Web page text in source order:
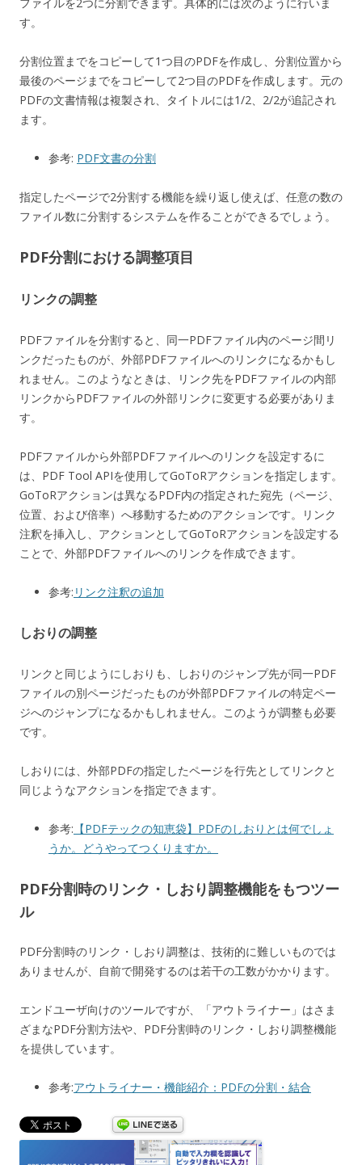
す。
分割位置までをコピーして1つ目のPDFを作成し、分割位置から
最後のページまでをコピーして2つ目のPDFを作成します。元の
PDFの文書情報は複製され、タイトルには1/2、2/2が追記され
ます。
参考: PDF文書の分割
指定したページで2分割する機能を繰り返し使えば、任意の数の
ファイル数に分割するシステムを作ることができるでしょう。
PDF分割における調整項目
リンクの調整
PDFファイルを分割すると、同一PDFファイル内のページ間リ
ンクだったものが、外部PDFファイルへのリンクになるかもし
れません。このようなときは、リンク先をPDFファイルの内部
リンクからPDFファイルの外部リンクに変更する必要がありま
す。
PDFファイルから外部PDFファイルへのリンクを設定するに
は、PDF Tool APIを使用してGoToRアクションを指定します。
GoToRアクションは異なるPDF内の指定された宛先（ページ、
位置、および倍率）へ移動するためのアクションです。リンク
注釈を挿入し、アクションとしてGoToRアクションを設定する
ことで、外部PDFファイルへのリンクを作成できます。
参考: リンク注釈の追加
しおりの調整
リンクと同じようにしおりも、しおりのジャンプ先が同一PDF
ファイルの別ページだったものが外部PDFファイルの特定ペー
ジへのジャンプになるかもしれません。このようが調整も必要
です。
しおりには、外部PDFの指定したページを行先としてリンクと
同じようなアクションを指定できます。
参考: 【PDFテックの知恵袋】PDFのしおりとは何でしょ
うか。どうやってつくりますか。
PDF分割時のリンク・しおり調整機能をもつツー
ル
PDF分割時のリンク・しおり調整は、技術的に難しいものでは
ありませんが、自前で開発するのは若干の工数がかかります。
エンドユーザ向けのツールですが、「アウトライナー」はさま
ざまなPDF分割方法や、PDF分割時のリンク・しおり調整機能
を提供しています。
参考:アウトライナー・機能紹介：PDFの分割・結合